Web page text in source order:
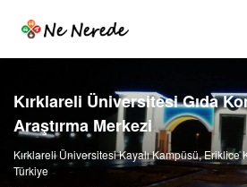
Kırklareli Üniversitesi Gıda
Araştırma Merkezi
Kırklareli Üniversitesi Kayalı Kampüsü, Eriklice
Türkiye